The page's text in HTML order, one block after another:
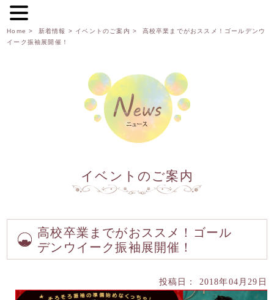
Home > 新着情報 > イベントのご案内 > 高校卒業までがおススメ！ゴールデンウ
イーク振袖展開催！
イベントのご案内
高校卒業までがおススメ！ゴール
デンウイーク振袖展開催！
投稿日： 2018年04月29日